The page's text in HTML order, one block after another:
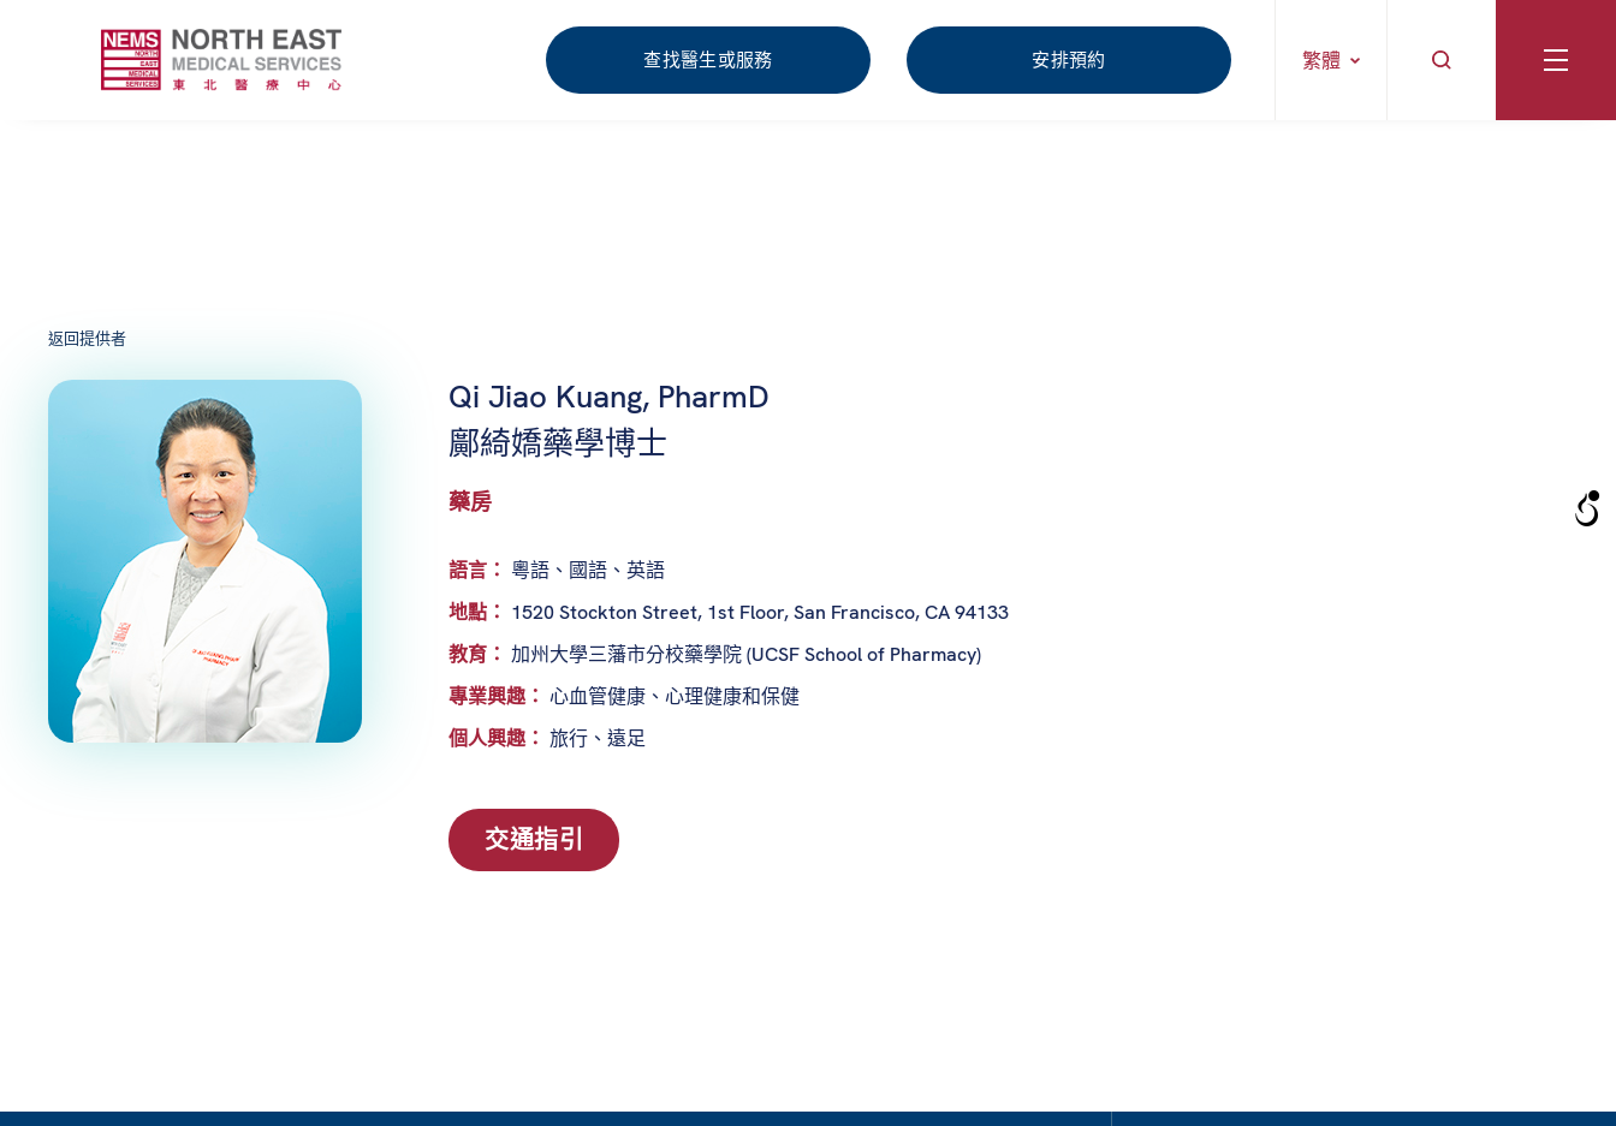
查找醫生或服務 安排預約 繁體
返回提供者
Qi Jiao Kuang, PharmD
鄺綺嬌藥學博士
藥房
語言： 粵語、國語、英語
地點： 1520 Stockton Street, 1st Floor, San Francisco, CA 94133
教育： 加州大學三藩市分校藥學院 (UCSF School of Pharmacy)
專業興趣： 心血管健康、心理健康和保健
個人興趣： 旅行、遠足
交通指引